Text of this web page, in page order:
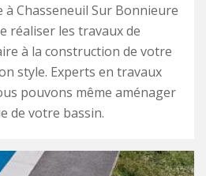
Chasseneuil Sur Bonnieure
réaliser les travaux de
à la construction de votre
style. Experts en travaux
pouvons même aménager
de votre bassin.